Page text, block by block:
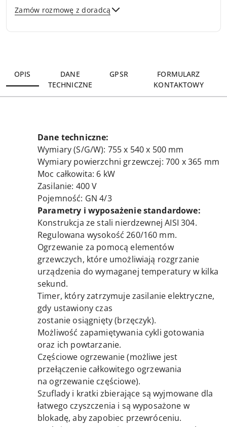
Zamów rozmowę z doradcą
OPIS
DANE
TECHNICZNE
GPSR
FORMULARZ
KONTAKTOWY
Dane techniczne:
Wymiary (S/G/W): 755 x 540 x 500 mm
Wymiary powierzchni grzewczej: 700 x 365 mm
Moc całkowita: 6 kW
Zasilanie: 400 V
Pojemność: GN 4/3
Parametry i wyposażenie standardowe:
Konstrukcja ze stali nierdzewnej AISI 304.
Regulowana wysokość 260/160 mm.
Ogrzewanie za pomocą elementów
grzewczych, które umożliwiają rozgrzanie
urządzenia do wymaganej temperatury w kilka
sekund.
Timer, który zatrzymuje zasilanie elektryczne,
gdy ustawiony czas
zostanie osiągnięty (brzęczyk).
Możliwość zapamiętywania cykli gotowania
oraz ich powtarzanie.
Częściowe ogrzewanie (możliwe jest
przełączenie całkowitego ogrzewania
na ogrzewanie częściowe).
Szuflady i kratki zbierające są wyjmowane dla
łatwego czyszczenia i są wyposażone w
blokadę, aby zapobiec przewróceniu.